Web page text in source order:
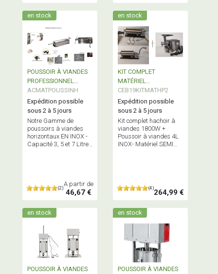
en stock
POUSSOIR À VIANDES
PROFESSIONNEL
Horizontal en INOX
ACMATPOUSSINH
Expédition possible
sous 2 à 5 jours
Notre Gamme de
poussoirs à viandes
horizontaux EN INOX -
Capacité 3, 5 et 7 Litres
(2)
A partir de
46,67 €
en stock
KIT COMPLET
MATÉRIEL
SAUCISSERIE MAISON
CEB19KITMATHP2
Expédition possible
sous 2 à 5 jours
Kit complet hachoir à
viandes 1800W +
Poussoir à viandes 4L
INOX- Matériel SEMI
(4)264,99 €
en stock
POUSSOIR À VIANDES
en stock
POUSSOIR À VIANDES